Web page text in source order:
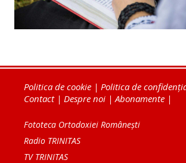
Politica de cookie | Politica de
Contact| Despre noi |Abonamente |
Fototeca Ortodoxiei Românești
Radio TRINITAS
TV TRINITAS